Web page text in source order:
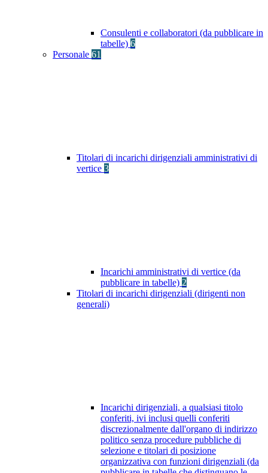
Consulenti e collaboratori (da pubblicare in
tabelle) 6
Personale 61
Titolari di incarichi dirigenziali amministrativi di
vertice 3
Incarichi amministrativi di vertice (da
pubblicare in tabelle) 2
Titolari di incarichi dirigenziali (dirigenti non
generali)
Incarichi dirigenziali, a qualsiasi titolo
conferiti, ivi inclusi quelli conferiti
discrezionalmente dall'organo di indirizzo
politico senza procedure pubbliche di
selezione e titolari di posizione
organizzativa con funzioni dirigenziali (da